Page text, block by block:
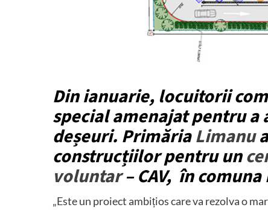
Din ianuarie, locuitorii
special amenajat pentru
deșeuri. PrimăriaLimanu
construcțiilor pentru un
voluntar– CAV, în
„Este un proiect ambițios care va rezolva o